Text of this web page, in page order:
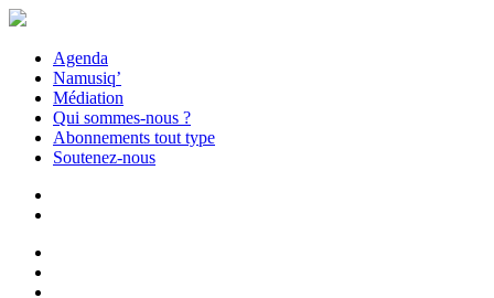
Agenda
Namusiq’
Médiation
Qui sommes-nous ?
Abonnements tout type
Soutenez-nous